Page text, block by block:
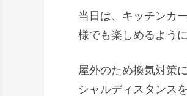
当日は、キッチンカ
様でも楽しめるよう
屋外のため換気対策
シャルディスタンス